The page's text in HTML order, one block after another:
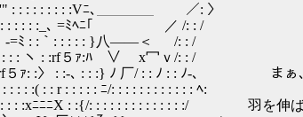
:Vﾆ､＿＿＿＿ ／: 〉
:_､ =ﾐﾍﾆ｢ ／ /: : /
: : : : : }八――＜ /: : /
:rf５ｧ:ﾊ ∨ x冖ｖ/: : /
〉 : :-､ : : :} ﾉ 厂/ : : ﾉ : : ﾉ-､ まぁ、そ
: : : : ﾆ/: : : : : : : : : : : : ﾍ:
ﾆX : :{/: : : : : : : : : : : : : :/ 羽を伸ばしに